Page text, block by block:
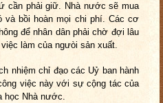
cần phải giữ. Nhà nước sẽ mua
và bồi hoàn mọi chi phí. Các cơ
để nhân dân phải chờ đợi lâu
làm của ngưòi sản xuất.
chỉ đạo các Uỷ ban hành
việc này với sự cộng tác của
học Nhà nước.